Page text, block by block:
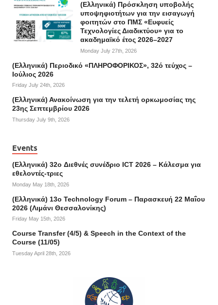
(Ελληνικά) Πρόσκληση υποβολής
υποψηφιοτήτων για την εισαγωγή
φοιτητών στο ΠΜΣ «Ευφυείς
Τεχνολογίες Διαδικτύου» για το
ακαδημαϊκό έτος 2026–2027
Monday July 27th, 2026
(Ελληνικά) Περιοδικό «ΠΛΗΡΟΦΟΡΙΚΟΣ», 32ό τεύχος –
Ιούλιος 2026
Friday July 24th, 2026
(Ελληνικά) Ανακοίνωση για την τελετή ορκωμοσίας της
23ης Σεπτεμβρίου 2026
Thursday July 9th, 2026
Events
(Ελληνικά) 32o Διεθνές συνέδριο ICT 2026 – Κάλεσμα για
εθελοντές-τριες
Monday May 18th, 2026
(Ελληνικά) 13ο Technology Forum – Παρασκευή 22 Μαΐου
2026 (Λιμάνι Θεσσαλονίκης)
Friday May 15th, 2026
Course Transfer (4/5) & Speech in the Context of the
Course (11/05)
Tuesday April 28th, 2026